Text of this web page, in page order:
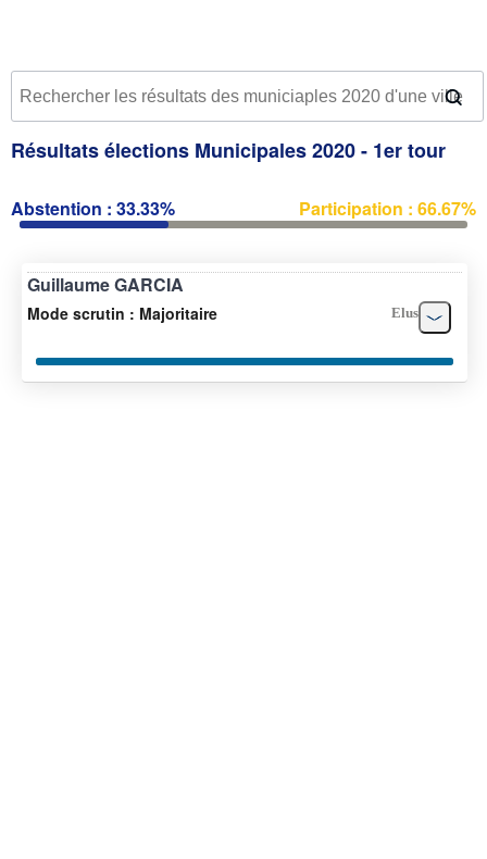
Résultats élections Municipales 2020 - 1er tour
Abstention : 33.33% Participation : 66.67%
Guillaume GARCIA
Mode scrutin : Majoritaire Elus